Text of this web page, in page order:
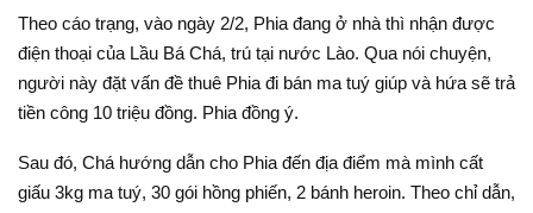
Theo cáo trạng, vào ngày 2/2, Phia đang ở nhà thì nhận được
điện thoại của Lầu Bá Chá, trú tại nước Lào. Qua nói chuyện,
người này đặt vấn đề thuê Phia đi bán ma tuý giúp và hứa sẽ trả
tiền công 10 triệu đồng. Phia đồng ý.
Sau đó, Chá hướng dẫn cho Phia đến địa điểm mà mình cất
giấu 3kg ma tuý, 30 gói hồng phiến, 2 bánh heroin. Theo chỉ dẫn,